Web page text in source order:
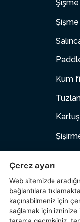
Kum
Çerez ayarı
Web sitemizde
bağlantılara
kaçınabilmeniz için
sağlamak için izninize